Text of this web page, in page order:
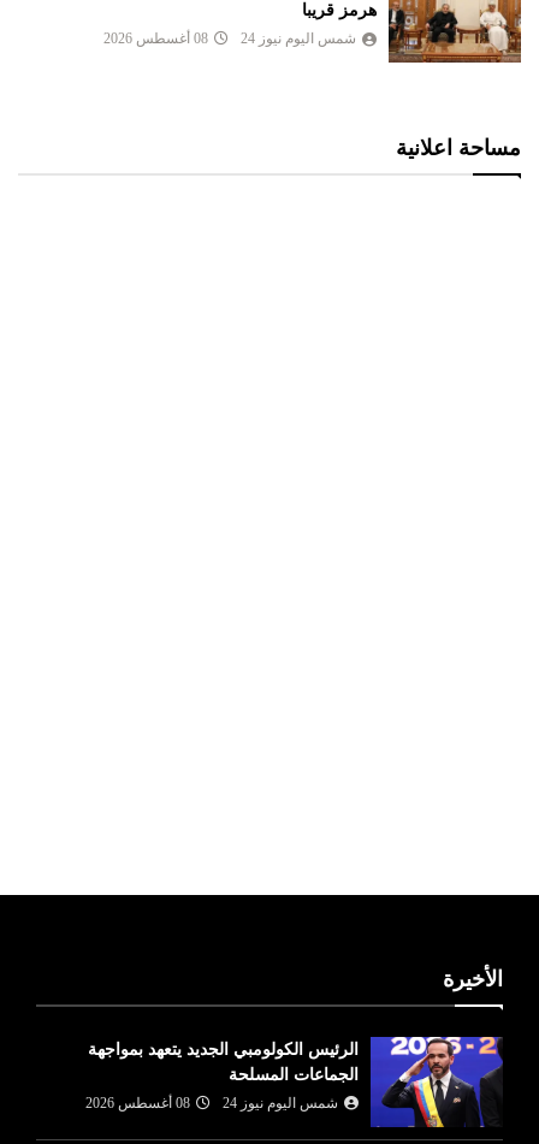
هرمز قريبا
شمس اليوم نيوز 24 08 أغسطس 2026
مساحة اعلانية
الأخيرة
الرئيس الكولومبي الجديد يتعهد بمواجهة
الجماعات المسلحة
شمس اليوم نيوز 24 08 أغسطس 2026